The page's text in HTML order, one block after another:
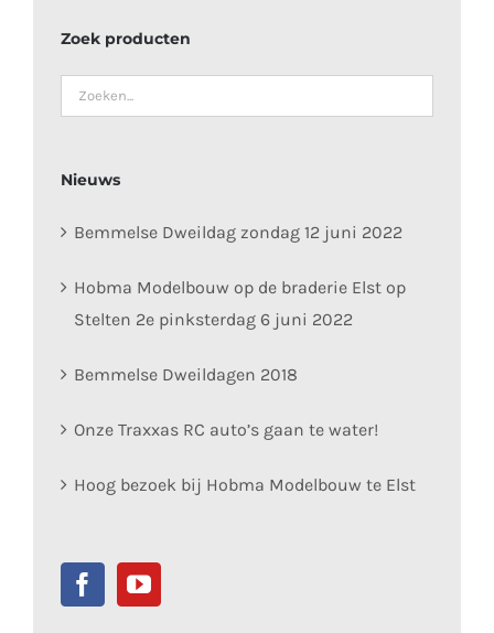
Zoek producten
Nieuws
Bemmelse Dweildag zondag 12 juni 2022
Hobma Modelbouw op de braderie Elst op
Stelten 2e pinksterdag 6 juni 2022
Bemmelse Dweildagen 2018
Onze Traxxas RC auto’s gaan te water!
Hoog bezoek bij Hobma Modelbouw te Elst